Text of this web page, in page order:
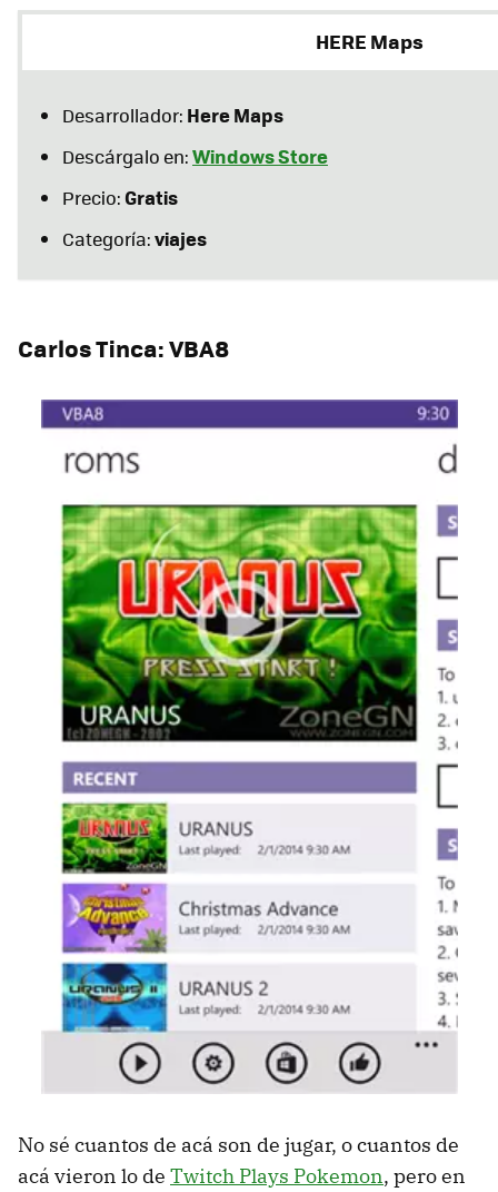
HERE Maps
Desarrollador: Here Maps
Descárgalo en:Windows Store
Precio:Gratis
Categoría:viajes
Carlos Tinca: VBA8
No sé cuantos de acá son de jugar, o cuantos de
acá vieron lo de Twitch Plays Pokemon, pero en